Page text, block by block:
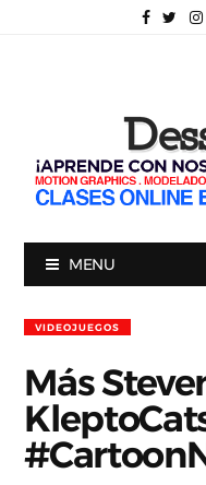
MENU
VIDEOJUEGOS
Más